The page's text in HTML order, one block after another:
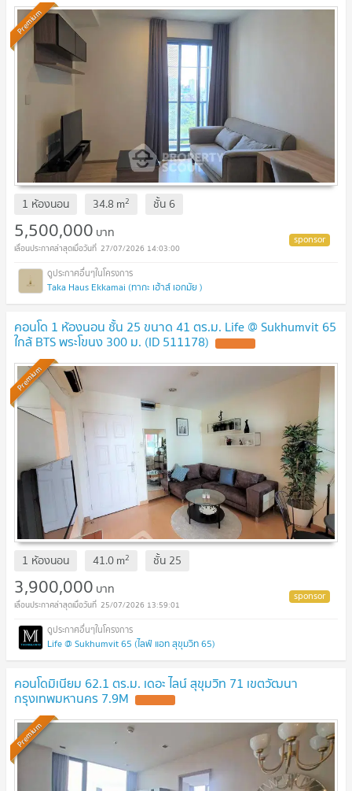
Premium
1 ห้องนอน 34.8m2 ชั้น 6
5,500,000 บาท
27/07/2026 14:03:00
Taka Haus Ekkamai (ทากะ เฮ้าส์ เอกมัย )
คอนโด 1 ห้องนอน ชั้น 25 ขนาด 41 ตร.ม. Life @ Sukhumvit 65
ใกล้ BTS พระโขนง 300 ม. (ID 511178)
Premium
1 ห้องนอน 41.0m2 ชั้น 25
3,900,000 บาท
25/07/2026 13:59:01
Life @ Sukhumvit 65 (ไลฟ์ แอท สุขุมวิท 65)
คอนโดมิเนียม 62.1 ตร.ม. เดอะ ไลน์ สุขุมวิท 71 เขตวัฒนา
กรุงเทพมหานคร 7.9M
Premium